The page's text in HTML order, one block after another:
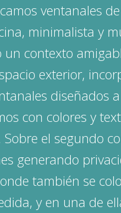
ventanales
minimalista y
un contexto
exterior,
diseñados
con colores y
el segundo
generando
también se
y en una de